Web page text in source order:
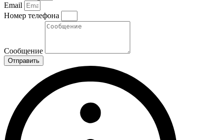
Email
Номер телефона
Сообщение
Отправить